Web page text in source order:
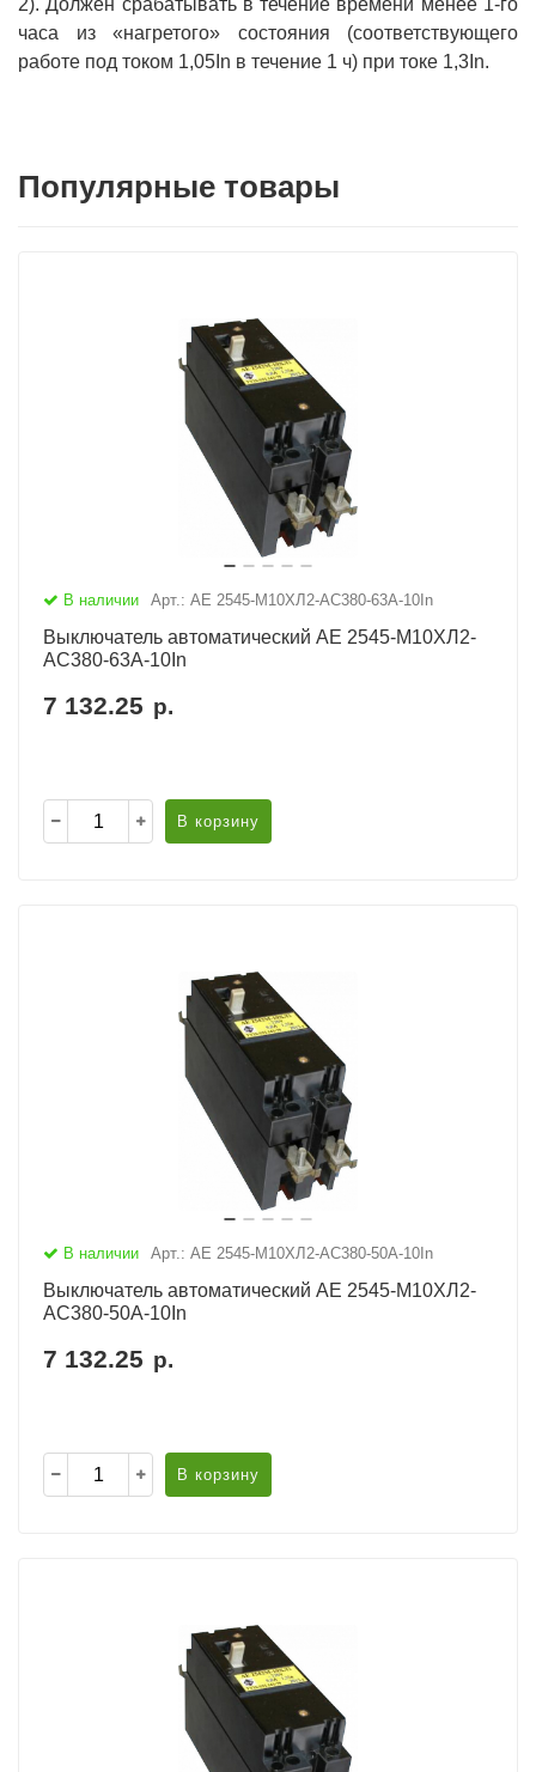
2). Должен срабатывать в течение времени менее 1-го
часа из «нагретого» состояния (соответствующего
работе под током 1,05In в течение 1 ч) при токе 1,3In.
Популярные товары
В наличии Арт.: АЕ 2545-М10ХЛ2-AC380-63А-10In
Выключатель автоматический АЕ 2545-М10ХЛ2-
AC380-63А-10In
7 132.25 р.
В корзину
В наличии Арт.: АЕ 2545-М10ХЛ2-AC380-50А-10In
Выключатель автоматический АЕ 2545-М10ХЛ2-
AC380-50А-10In
7 132.25 р.
В корзину